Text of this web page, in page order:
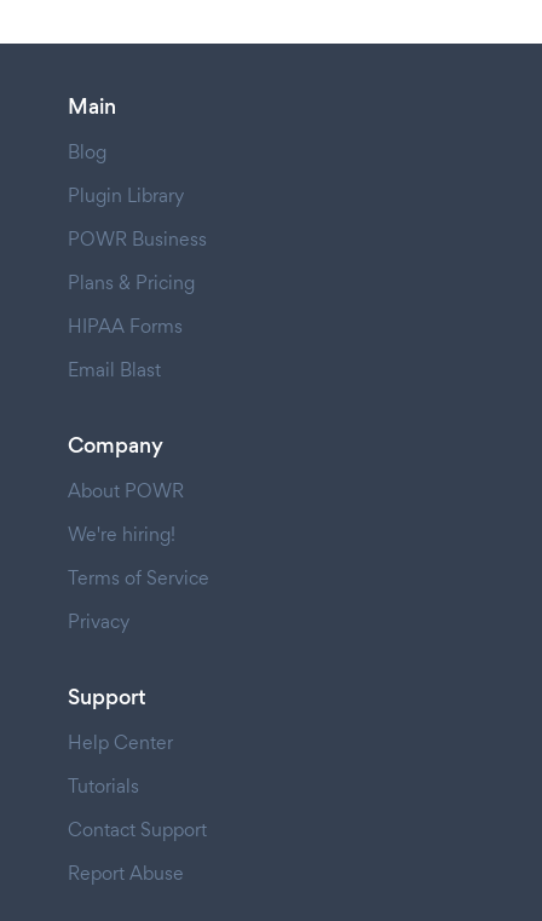
Main
Blog
Plugin Library
POWR Business
Plans & Pricing
HIPAA Forms
Email Blast
Company
About POWR
We're hiring!
Terms of Service
Privacy
Support
Help Center
Tutorials
Contact Support
Report Abuse